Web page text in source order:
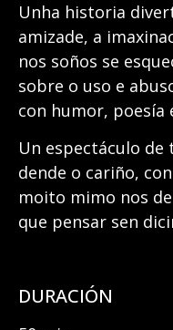
Unha historia
amizade, a
nos soños se
sobre o uso e
con humor, poesía
Un espectáculo
dende o cariño,
moito mimo nos
que pensar sen
DURACIÓN